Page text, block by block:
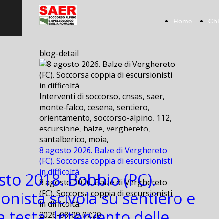
Home
blog-detail
Interventi di soccorso, cnsas, saer,
monte-falco, cesena, sentiero,
orientamento, soccorso-alpino, 112,
escursione, balze, verghereto,
santalberico, moia,
8 agosto 2026. Balze di Verghereto
(FC). Soccorsa coppia di escursionisti
in difficoltà.
8 agosto 2026. Balze di Verghereto
(FC). Soccorsa coppia di escursionisti
in difficoltà.
2026-08-09 07:20
2018. Bobbio (PC).
scivola su sentiero e